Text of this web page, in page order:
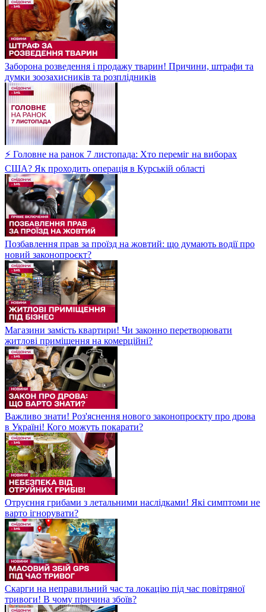
Заборона розведення і продажу тварин! Причини, штрафи та
думки зоозахисників та розплідників
⚡ Головне на ранок 7 листопада: Хто переміг на виборах
США? Як проходить операція в Курській області
Позбавлення прав за проїзд на жовтий: що думають водії про
новий законопроєкт?
Магазини замість квартири! Чи законно перетворювати
житлові приміщення на комерційні?
Важливо знати! Роз'яснення нового законопроєкту про дрова
в Україні! Кого можуть покарати?
Отруєння грибами з летальними наслідками! Які симптоми не
варто ігнорувати?
Скарги на неправильний час та локацію під час повітряної
тривоги! В чому причина збоїв?